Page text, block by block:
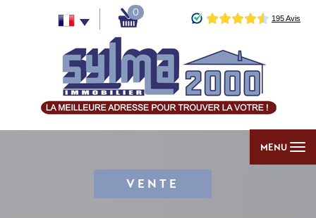
0
MENU
VENTE